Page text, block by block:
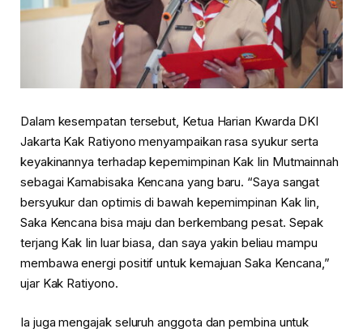
Dalam kesempatan tersebut, Ketua Harian Kwarda DKI
Jakarta Kak Ratiyono menyampaikan rasa syukur serta
keyakinannya terhadap kepemimpinan Kak Iin Mutmainnah
sebagai Kamabisaka Kencana yang baru. “Saya sangat
bersyukur dan optimis di bawah kepemimpinan Kak Iin,
Saka Kencana bisa maju dan berkembang pesat. Sepak
terjang Kak Iin luar biasa, dan saya yakin beliau mampu
membawa energi positif untuk kemajuan Saka Kencana,”
ujar Kak Ratiyono.
Ia juga mengajak seluruh anggota dan pembina untuk